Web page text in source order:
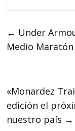
← Under
Medio
«Monardez
edición el
nuestro país →